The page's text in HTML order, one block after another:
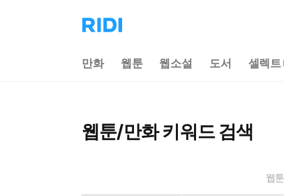
리
디
으
만화 웹툰 웹소설 도서 셀렉트
웹툰/만화 키워드 검색
웹툰